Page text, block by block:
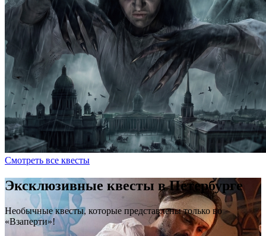
Смотреть все квесты
Эксклюзивные квесты в Петербурге
Необычные квесты, которые представлены только во
«Взаперти»!